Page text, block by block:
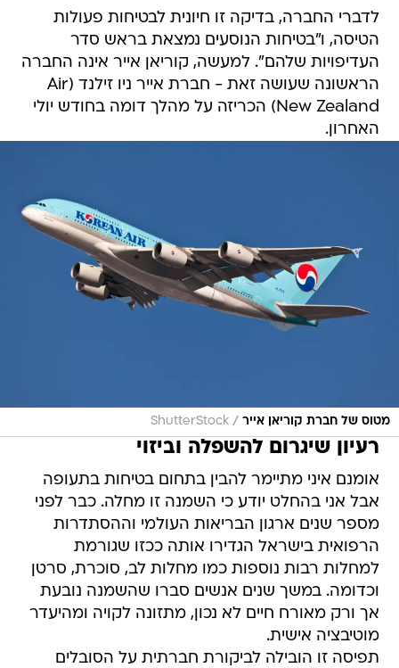
לדברי החברה, בדיקה זו חיונית לבטיחות פעולות
הטיסה, ו"בטיחות הנוסעים נמצאת בראש סדר
העדיפויות שלהם". למעשה, קוריאן אייר אינה החברה
הראשונה שעושה זאת - חברת אייר ניו זילנד (Air
New Zealand) הכריזה על מהלך דומה בחודש יולי
האחרון.
מטוס של חברת קוריאן אייר /
ShutterStock
רעיון שיגרום להשפלה וביזוי
אומנם איני מתיימר להבין בתחום בטיחות בתעופה
אבל אני בהחלט יודע כי השמנה זו מחלה. כבר לפני
מספר שנים ארגון הבריאות העולמי וההסתדרות
הרפואית בישראל הגדירו אותה ככזו שגורמת
למחלות רבות נוספות כמו מחלות לב, סוכרת, סרטן
וכדומה. במשך שנים אנשים סברו שהשמנה נובעת
אך ורק מאורח חיים לא נכון, מתזונה לקויה ומהיעדר
מוטיבציה אישית.
תפיסה זו הובילה לביקורת חברתית על הסובלים